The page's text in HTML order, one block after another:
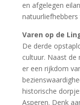
en afgelegen
Varen op de
De derde
cultuur. Naast de
er een rijkdom
historische
Asperen. Denk